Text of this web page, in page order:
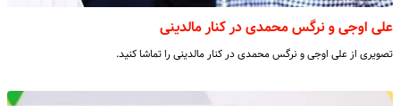
علی اوجی و نرگس محمدی در کنار مالدینی
تصویری از علی اوجی و نرگس محمدی در کنار مالدینی را تماشا کنید.